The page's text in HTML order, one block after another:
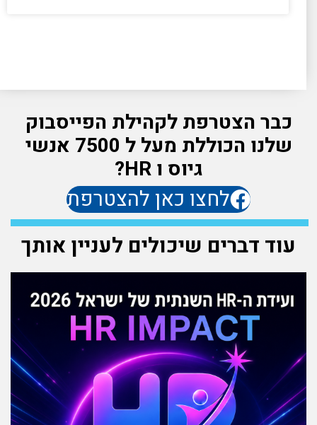
כבר הצטרפת לקהילת הפייסבוק
שלנו הכוללת מעל ל 7500 אנשי
גיוס ו HR?
לחצו כאן להצטרפת
עוד דברים שיכולים לעניין אותך